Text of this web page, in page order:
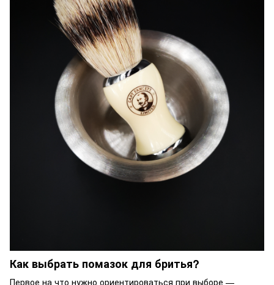
Как выбрать помазок для бритья?
Первое на что нужно ориентироваться при выборе —